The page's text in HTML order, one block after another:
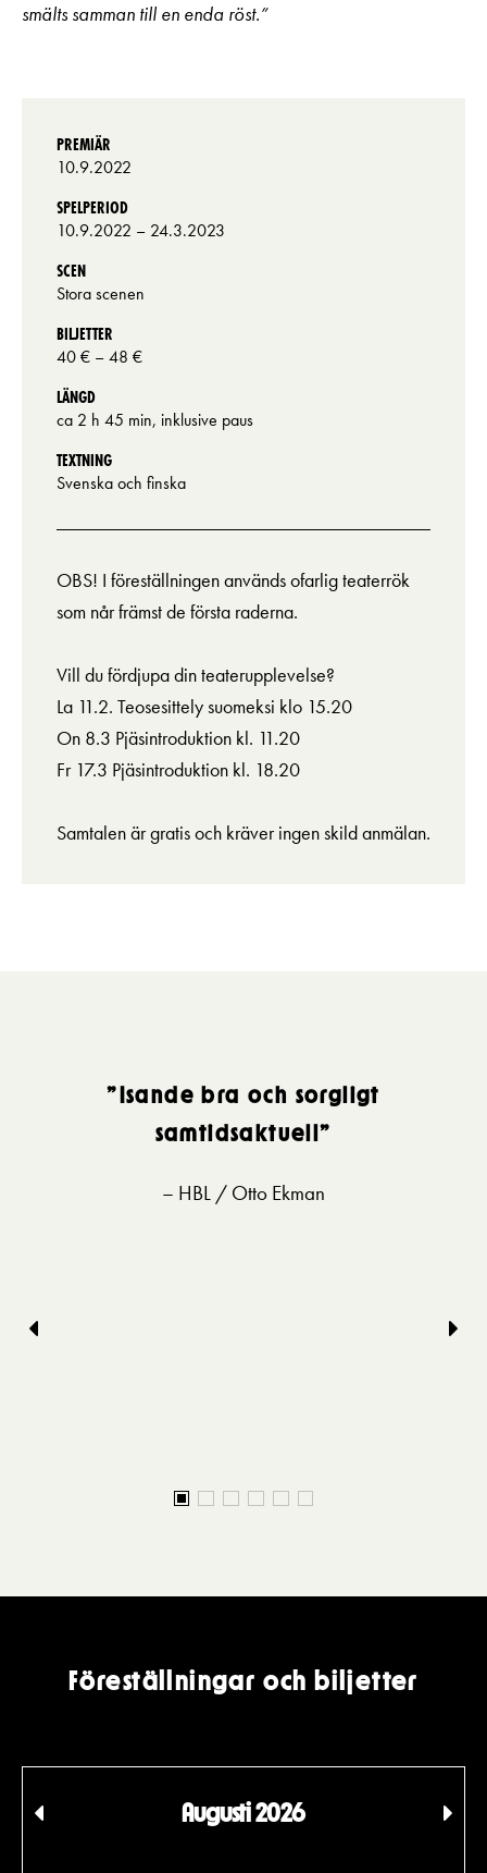
smälts samman till en enda röst.”
PREMIÄR
10.9.2022
SPELPERIOD
10.9.2022 – 24.3.2023
SCEN
Stora scenen
BILJETTER
40 € – 48 €
LÄNGD
ca 2 h 45 min, inklusive paus
TEXTNING
Svenska och finska
OBS! I föreställningen används ofarlig teaterrök
som når främst de första raderna.
Vill du fördjupa din teaterupplevelse?
La 11.2. Teosesittely suomeksi klo 15.20
On 8.3 Pjäsintroduktion kl. 11.20
Fr 17.3 Pjäsintroduktion kl. 18.20
Samtalen är gratis och kräver ingen skild anmälan.
”Isande bra och sorgligt
samtidsaktuell”
– HBL / Otto Ekman
Föreställningar och biljetter
Tidigare
Augusti 2026